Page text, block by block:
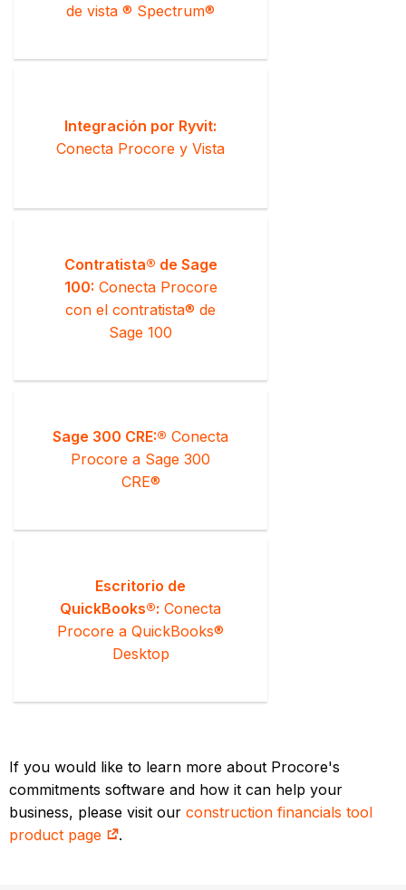
de vista ® Spectrum®
Integración por Ryvit:
Conecta Procore y Vista
Contratista® de Sage
100: Conecta Procore
con el contratista® de
Sage 100
Sage 300 CRE:® Conecta
Procore a Sage 300
CRE®
Escritorio de
QuickBooks®: Conecta
Procore a QuickBooks®
Desktop
If you would like to learn more about Procore's
commitments software and how it can help your
business, please visit ourconstruction financials tool
product page
.